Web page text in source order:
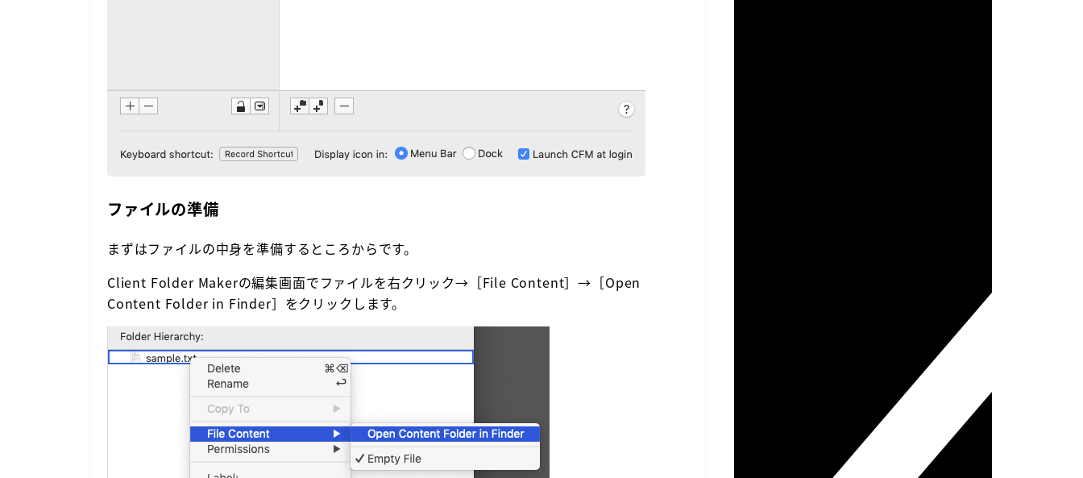
ファイルの準備
まずはファイルの中身を準備するところからです。
Client Folder Makerの編集画面でファイルを右クリック→［File Content］→［Open
Content Folder in Finder］をクリックします。